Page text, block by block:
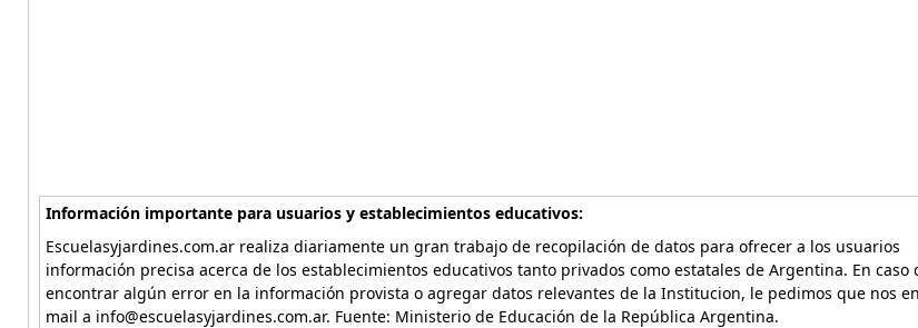
Información importante para usuarios y establecimientos educativos:
Escuelasyjardines.com.ar realiza diariamente un gran trabajo de recopilación de datos para ofrecer a los usuarios
información precisa acerca de los establecimientos educativos tanto privados como estatales de Argentina. En caso
encontrar algún error en la información provista o agregar datos relevantes de la Institucion, le pedimos que nos
mail a info@escuelasyjardines.com.ar. Fuente: Ministerio de Educación de la República Argentina.